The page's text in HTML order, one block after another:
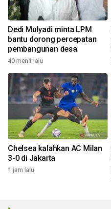
Dedi Mulyadi minta LPM
bantu dorong percepatan
pembangunan desa
40 menit lalu
Chelsea kalahkan AC Milan
3-0 di Jakarta
1 jam lalu